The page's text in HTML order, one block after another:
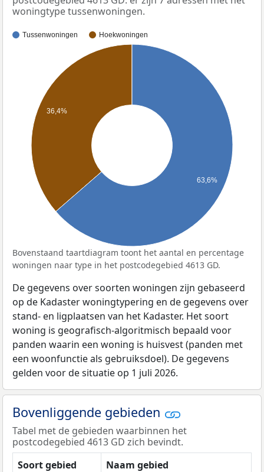
woningtype tussenwoningen.
Tussenwoningen Hoekwoningen
36,4%
63,6%
Bovenstaand taartdiagram toont het aantal en percentage
woningen naar type in het postcodegebied 4613 GD.
De gegevens over soorten woningen zijn gebaseerd
op de Kadaster woningtypering en de gegevens over
stand- en ligplaatsen van het Kadaster. Het soort
woning is geografisch-algoritmisch bepaald voor
panden waarin een woning is huisvest (panden met
een woonfunctie als gebruiksdoel). De gegevens
gelden voor de situatie op 1 juli 2026.
Bovenliggende gebieden
Tabel met de gebieden waarbinnen het
postcodegebied 4613 GD zich bevindt.
Soort gebied
Naam gebied